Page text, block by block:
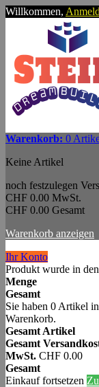
Willkommen,
Warenkorb: 0
Keine Artikel
noch festzulegen
CHF 0.00 MwSt.
CHF 0.00 Gesamt
Warenkorb anzeigen
Ihr Konto
Produkt wurde in
Menge
Gesamt
Sie haben 0 Artikel
Warenkorb.
Gesamt Artikel
Gesamt
MwSt. CHF 0.00
Gesamt
Einkauf fortsetzen